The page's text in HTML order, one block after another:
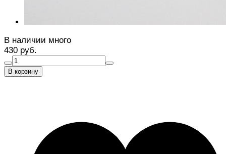
В наличии много
430 руб.
В корзину